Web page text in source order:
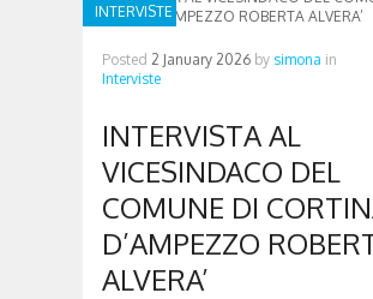
INTERVISTE
Posted 2 January 2026 by simona in
Interviste
INTERVISTA AL
VICESINDACO DEL
COMUNE DI
D’AMPEZZO
ALVERA’